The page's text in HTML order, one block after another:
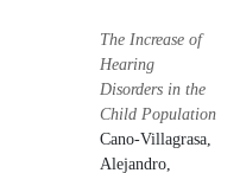
The Increase of
Hearing
Disorders in the
Child Population
Cano-Villagrasa,
Alejandro,